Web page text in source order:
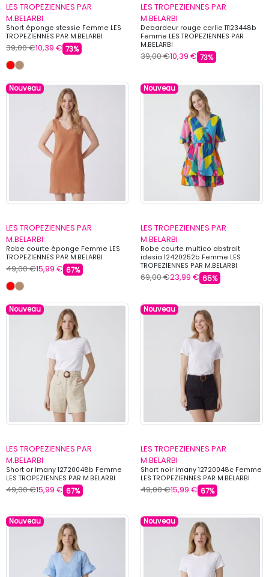
LES TROPEZIENNES PAR
M.BELARBI
Short éponge stessie Femme LES
TROPEZIENNES PAR M.BELARBI
39,00 €10,39 € 73%
LES TROPEZIENNES PAR
M.BELARBI
Debardeur rouge carlie 11123448b
Femme LES TROPEZIENNES PAR
M.BELARBI
39,00 €10,39 € 73%
Nouveau
LES TROPEZIENNES PAR
M.BELARBI
Robe courte éponge Femme LES
TROPEZIENNES PAR M.BELARBI
49,00 €15,99 € 67%
Nouveau
LES TROPEZIENNES PAR
M.BELARBI
Robe courte multico abstrait
idesia 12420252b Femme LES
TROPEZIENNES PAR M.BELARBI
69,00 €23,99 € 65%
Nouveau
LES TROPEZIENNES PAR
M.BELARBI
Short or imany 12720048b Femme
LES TROPEZIENNES PAR M.BELARBI
49,00 €15,99 € 67%
Nouveau
LES TROPEZIENNES PAR
M.BELARBI
Short noir imany 12720048c Femme
LES TROPEZIENNES PAR M.BELARBI
49,00 €15,99 € 67%
Nouveau Nouveau